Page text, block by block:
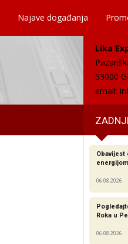
Najave događanja
Lika
53000
email:
06.08.2026
Roka u
06.08.2026